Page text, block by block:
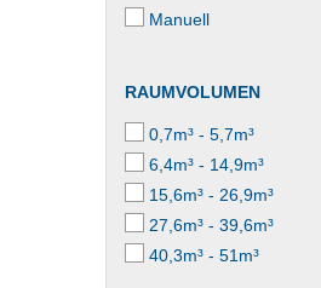
Manuell
RAUMVOLUMEN
0,7m³ - 5,7m³
6,4m³ - 14,9m³
15,6m³ - 26,9m³
27,6m³ - 39,6m³
40,3m³ - 51m³